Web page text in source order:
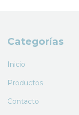
Categorías
Inicio
Productos
Contacto